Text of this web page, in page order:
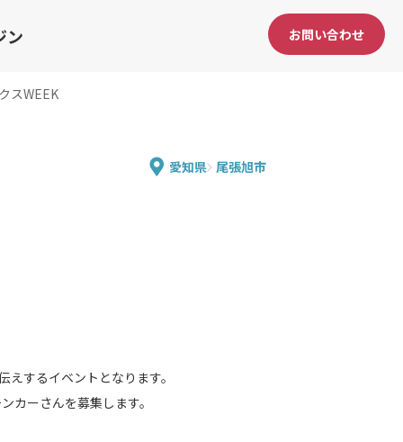
ン お問い合わせ
スWEEK
愛知県 尾張旭市
するイベントとなります。
カーさんを募集します。